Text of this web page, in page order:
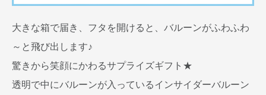
大きな箱で届き、フタを開けると、バルーンがふわふわ
～と飛び出します♪
驚きから笑顔にかわるサプライズギフト★
透明で中にバルーンが入っているインサイダーバルーン